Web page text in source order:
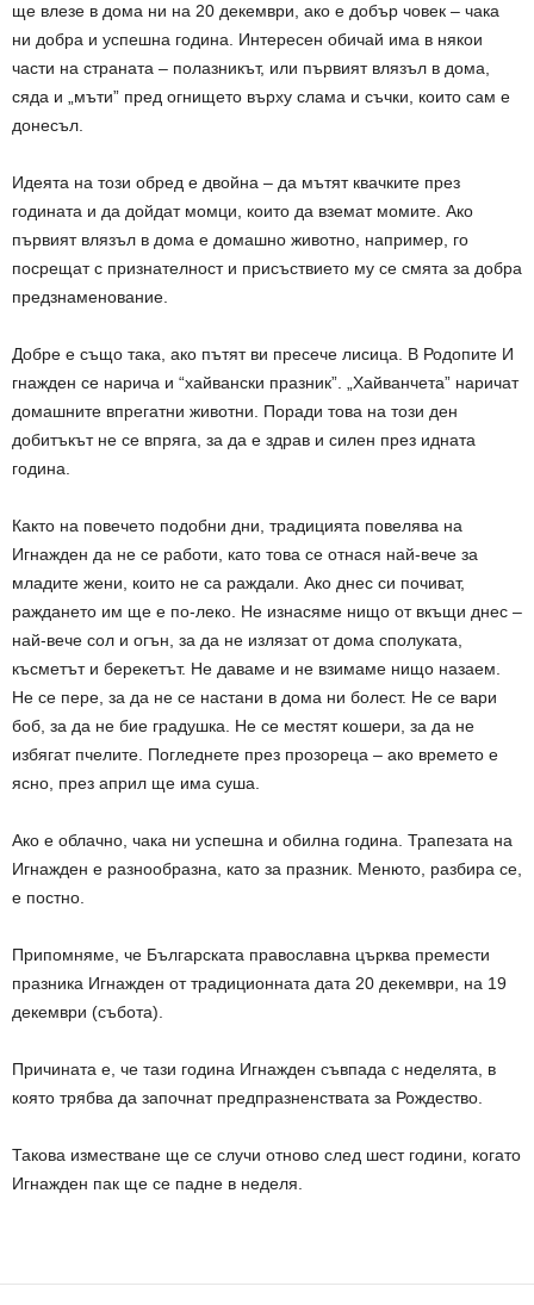
ще влезе в дома ни на 20 декември, ако е добър човек – чака
ни добра и успешна година. Интересен обичай има в някои
части на страната – полазникът, или първият влязъл в дома,
сяда и „мъти” пред огнището върху слама и съчки, които сам е
донесъл.
Идеята на този обред е двойна – да мътят квачките през
годината и да дойдат момци, които да вземат момите. Ако
първият влязъл в дома е домашно животно, например, го
посрещат с признателност и присъствието му се смята за добра
предзнаменование.
Добре е също така, ако пътят ви пресече лисица. В Родопите И
гнажден се нарича и “хайвански празник”. „Хайванчета” наричат
домашните впрегатни животни. Поради това на този ден
добитъкът не се впряга, за да е здрав и силен през идната
година.
Както на повечето подобни дни, традицията повелява на
Игнажден да не се работи, като това се отнася най-вече за
младите жени, които не са раждали. Ако днес си почиват,
раждането им ще е по-леко. Не изнасяме нищо от вкъщи днес –
най-вече сол и огън, за да не излязат от дома сполуката,
късметът и берекетът. Не даваме и не взимаме нищо назаем.
Не се пере, за да не се настани в дома ни болест. Не се вари
боб, за да не бие градушка. Не се местят кошери, за да не
избягат пчелите. Погледнете през прозореца – ако времето е
ясно, през април ще има суша.
Ако е облачно, чака ни успешна и обилна година. Трапезата на
Игнажден е разнообразна, като за празник. Менюто, разбира се,
е постно.
Припомняме, че Българската православна църква премести
празника Игнажден от традиционната дата 20 декември, на 19
декември (събота).
Причината е, че тази година Игнажден съвпада с неделята, в
която трябва да започнат предпразненствата за Рождество.
Такова изместване ще се случи отново след шест години, когато
Игнажден пак ще се падне в неделя.